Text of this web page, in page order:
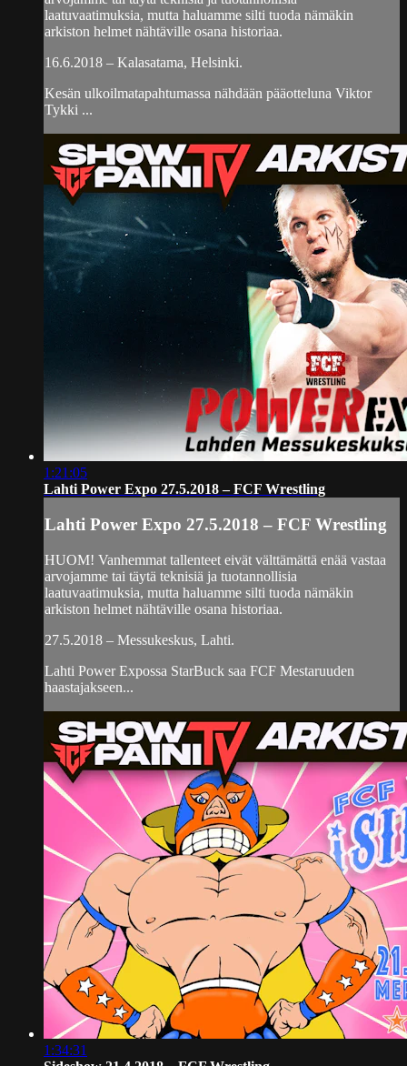
laatuvaatimuksia, mutta haluamme silti tuoda nämäkin
arkiston helmet nähtäville osana historiaa.
16.6.2018 – Kalasatama, Helsinki.
Kesän ulkoilmatapahtumassa nähdään pääotteluna Viktor
Tykki ...
1:21:05
Lahti Power Expo 27.5.2018 – FCF Wrestling
Lahti Power Expo 27.5.2018 – FCF Wrestling
HUOM! Vanhemmat tallenteet eivät välttämättä enää vastaa
arvojamme tai täytä teknisiä ja tuotannollisia
laatuvaatimuksia, mutta haluamme silti tuoda nämäkin
arkiston helmet nähtäville osana historiaa.
27.5.2018 – Messukeskus, Lahti.
Lahti Power Expossa StarBuck saa FCF Mestaruuden
haastajakseen...
1:34:31